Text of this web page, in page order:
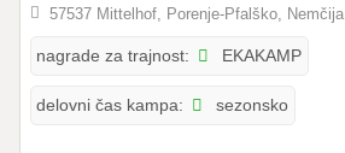
57537 Mittelhof, Porenje-Pfalško, Nemčija
nagrade za trajnost: EKAKAMP
delovni čas kampa: sezonsko